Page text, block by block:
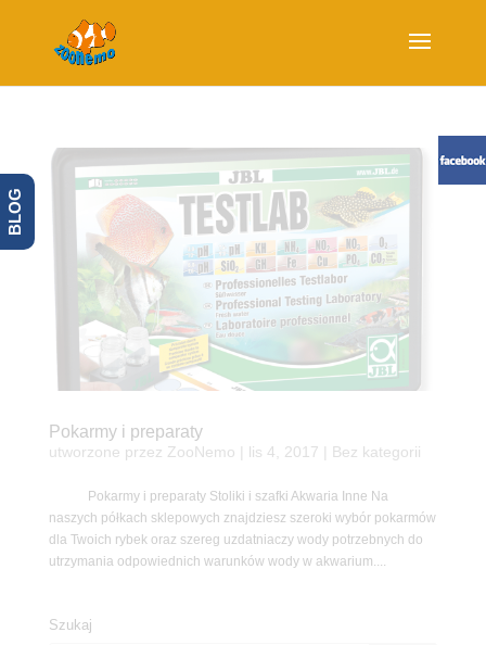
Pokarmy i preparaty
utworzone przez ZooNemo lis 4, 2017 | Bez kategorii
Pokarmy i preparaty Stoliki i szafki Akwaria Inne Na
naszych półkach sklepowych znajdziesz szeroki wybór pokarmów
dla Twoich rybek oraz szereg uzdatniaczy wody potrzebnych do
utrzymania odpowiednich warunków wody w akwarium....
Szukaj
BLOG